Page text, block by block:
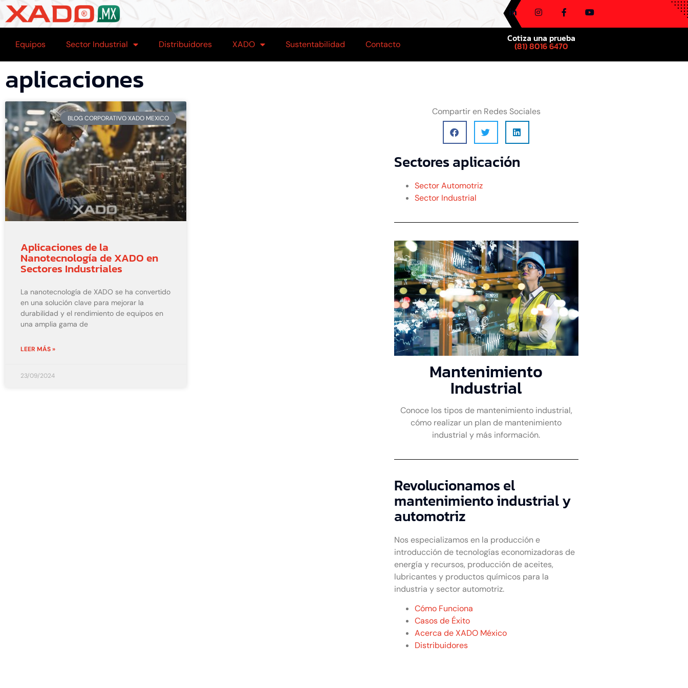
Equipos Sector Industrial Distribuidores XADO Sustentabilidad Contacto
Cotiza una prueba
(81) 8016 6470
aplicaciones
BLOG CORPORATIVO XADO MEXICO
Aplicaciones de la
Nanotecnología de XADO en
Sectores Industriales
La nanotecnología de XADO se ha convertido
en una solución clave para mejorar la
durabilidad y el rendimiento de equipos en
una amplia gama de
LEER MÁS »
23/09/2024
Compartir en Redes Sociales
Sectores aplicación
Sector Automotriz
Sector Industrial
Mantenimiento
Industrial
Conoce los tipos de mantenimiento industrial,
cómo realizar un plan de mantenimiento
industrial y más información.
Revolucionamos el
mantenimiento industrial y
automotriz
Nos especializamos en la producción e
introducción de tecnologías economizadoras de
energía y recursos, producción de aceites,
lubricantes y productos químicos para la
industria y sector automotriz.
Cómo Funciona
Casos de Éxito
Acerca de XADO México
Distribuidores